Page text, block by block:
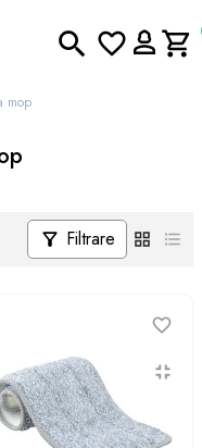
mop
Filtrare